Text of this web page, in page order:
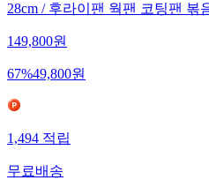
28cm / 후라이팬 웍팬 코팅팬 볶
149,800원
67%49,800원
1,494 적립
무료배송